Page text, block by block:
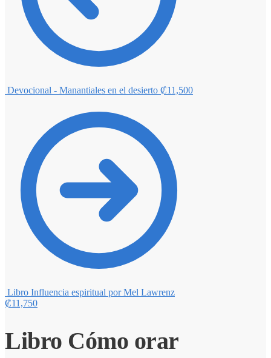
Devocional - Manantiales en el desierto ₡11,500
Libro Influencia espiritual por Mel Lawrenz
₡11,750
Libro Cómo orar